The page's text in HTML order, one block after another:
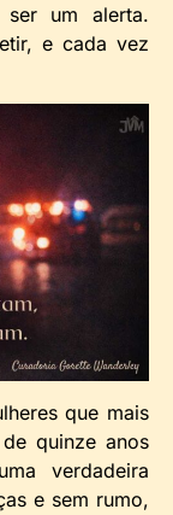
ser um alerta.
e cada vez
que mais
quinze anos
verdadeira
e sem rumo,